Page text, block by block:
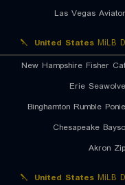
Las Vegas
United States MiLB
New Hampshire Fisher
Erie
Binghamton Rumble
Chesapeake
Akron
United States MiLB